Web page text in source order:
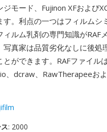
ジモード、Fujinon XFおよび
す。利点の一つはフィルム
ィルム乳剤の専門知識がRAF
写真家は品質劣化なしに後
とができます。RAFファイル
、dcraw、RawTherapeeお
: 2000